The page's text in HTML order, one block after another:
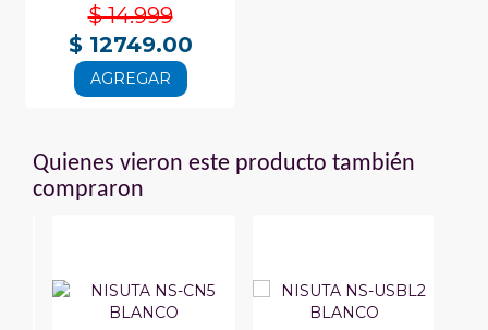
$ 14.999
$ 12749.00
AGREGAR
Quienes vieron este producto también
compraron